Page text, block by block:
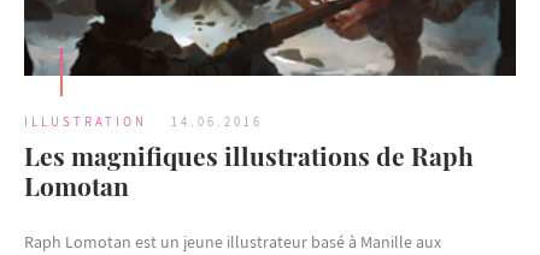
ILLUSTRATION 14.06.2016
Les magnifiques illustrations de Raph
Lomotan
Raph Lomotan est un jeune illustrateur basé à Manille aux